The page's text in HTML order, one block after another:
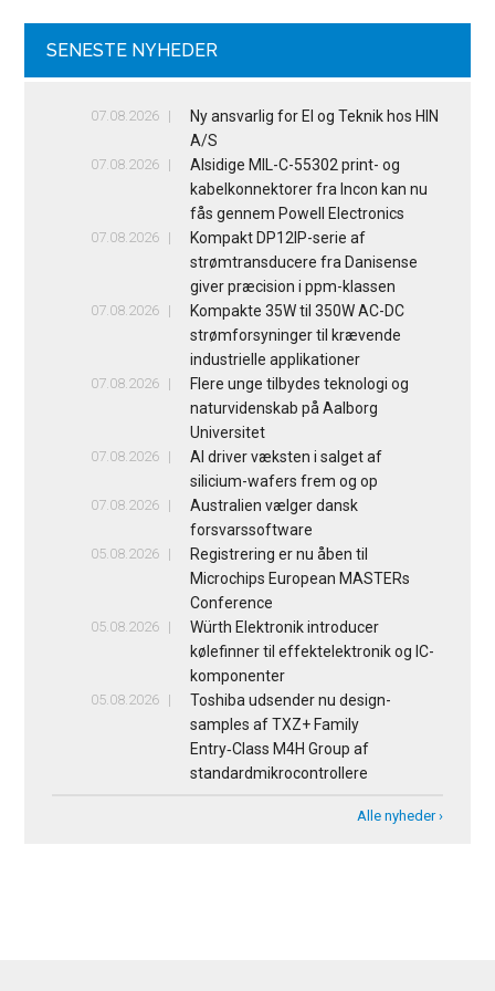
SENESTE NYHEDER
07.08.2026
Ny ansvarlig for El og Teknik hos HIN
A/S
07.08.2026
Alsidige MIL-C-55302 print- og
kabelkonnektorer fra Incon kan nu
fås gennem Powell Electronics
07.08.2026
Kompakt DP12IP-serie af
strømtransducere fra Danisense
giver præcision i ppm-klassen
07.08.2026
Kompakte 35W til 350W AC-DC
strømforsyninger til krævende
industrielle applikationer
07.08.2026
Flere unge tilbydes teknologi og
naturvidenskab på Aalborg
Universitet
07.08.2026
AI driver væksten i salget af
silicium-wafers frem og op
07.08.2026
Australien vælger dansk
forsvarssoftware
05.08.2026
Registrering er nu åben til
Microchips European MASTERs
Conference
05.08.2026
Würth Elektronik introducer
kølefinner til effektelektronik og IC-
komponenter
05.08.2026
Toshiba udsender nu design-
samples af TXZ+ Family
Entry‑Class M4H Group af
standardmikrocontrollere
Alle nyheder ›